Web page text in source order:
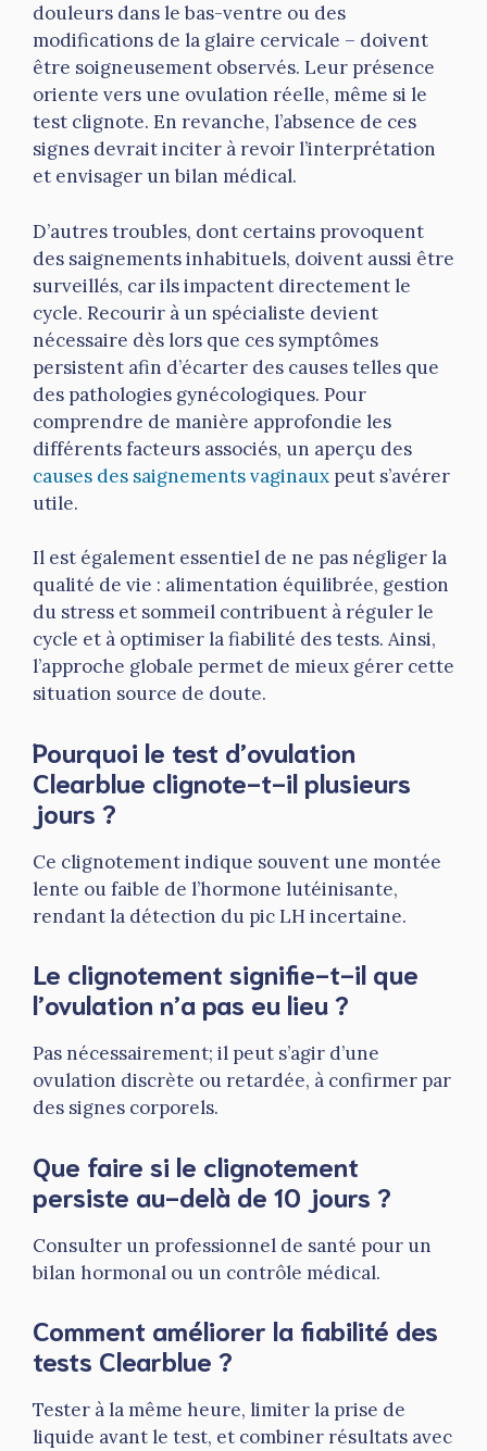
douleurs dans le bas-ventre ou des
modifications de la glaire cervicale – doivent
être soigneusement observés. Leur présence
oriente vers une ovulation réelle, même si le
test clignote. En revanche, l’absence de ces
signes devrait inciter à revoir l’interprétation
et envisager un bilan médical.
D’autres troubles, dont certains provoquent
des saignements inhabituels, doivent aussi être
surveillés, car ils impactent directement le
cycle. Recourir à un spécialiste devient
nécessaire dès lors que ces symptômes
persistent afin d’écarter des causes telles que
des pathologies gynécologiques. Pour
comprendre de manière approfondie les
différents facteurs associés, un aperçu des
causes des saignements vaginaux peut s’avérer
utile.
Il est également essentiel de ne pas négliger la
qualité de vie : alimentation équilibrée, gestion
du stress et sommeil contribuent à réguler le
cycle et à optimiser la fiabilité des tests. Ainsi,
l’approche globale permet de mieux gérer cette
situation source de doute.
Pourquoi le test d’ovulation
Clearblue clignote-t-il plusieurs
jours ?
Ce clignotement indique souvent une montée
lente ou faible de l’hormone lutéinisante,
rendant la détection du pic LH incertaine.
Le clignotement signifie-t-il que
l’ovulation n’a pas eu lieu ?
Pas nécessairement; il peut s’agir d’une
ovulation discrète ou retardée, à confirmer par
des signes corporels.
Que faire si le clignotement
persiste au-delà de 10 jours ?
Consulter un professionnel de santé pour un
bilan hormonal ou un contrôle médical.
Comment améliorer la fiabilité des
tests Clearblue ?
Tester à la même heure, limiter la prise de
liquide avant le test, et combiner résultats avec